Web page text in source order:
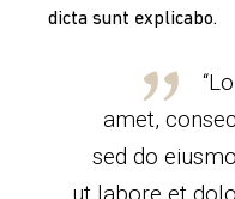
dicta sunt explicabo.
amet,
sed do